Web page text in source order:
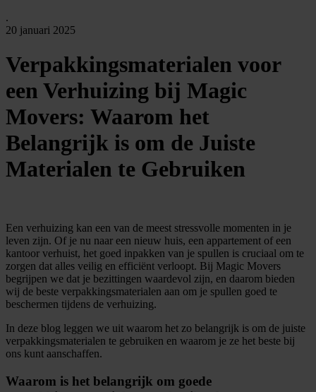
.
20 januari 2025
Verpakkingsmaterialen voor
een Verhuizing bij Magic
Movers: Waarom het
Belangrijk is om de Juiste
Materialen te Gebruiken
Een verhuizing kan een van de meest stressvolle momenten in je
leven zijn. Of je nu naar een nieuw huis, een appartement of een
kantoor verhuist, het goed inpakken van je spullen is cruciaal om te
zorgen dat alles veilig en efficiënt verloopt. Bij Magic Movers
begrijpen we dat je bezittingen waardevol zijn, en daarom bieden
wij de beste verpakkingsmaterialen aan om je spullen goed te
beschermen tijdens de verhuizing.
In deze blog leggen we uit waarom het zo belangrijk is om de juiste
verpakkingsmaterialen te gebruiken en waarom je ze het beste bij
ons kunt aanschaffen.
Waarom is het belangrijk om goede